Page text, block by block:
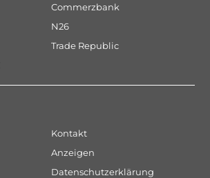
Commerzbank
N26
Trade Republic
Kontakt
Anzeigen
Datenschutzerklärung